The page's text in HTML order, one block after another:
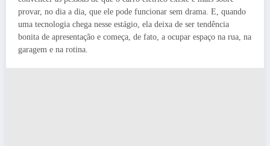
provar, no dia a dia, que ele pode funcionar sem drama. E, quando
uma tecnologia chega nesse estágio, ela deixa de ser tendência
bonita de apresentação e começa, de fato, a ocupar espaço na rua, na
garagem e na rotina.